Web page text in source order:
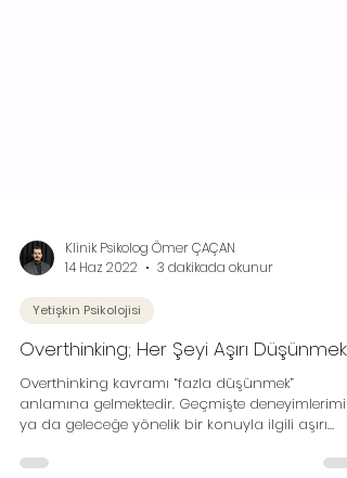
Klinik Psikolog Ömer ÇAÇAN
14 Haz 2022
3 dakikada okunur
Yetişkin Psikolojisi
Overthinking; Her Şeyi Aşırı Düşünmek
Overthinking kavramı “fazla düşünmek”